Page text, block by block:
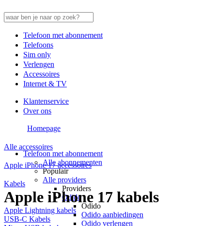
Telefoon met abonnement
Telefoons
Sim only
Verlengen
Accessoires
Internet & TV
Klantenservice
Over ons
Telefoon met abonnement
Alle abonnementen
Populair
Alle providers
Providers
Odido
Odido
Odido aanbiedingen
Odido verlengen
Homepage
Alle accessoires
Apple iPhone 17 accessoires
Kabels
Apple iPhone 17 kabels
Apple Lightning kabels
USB-C Kabels